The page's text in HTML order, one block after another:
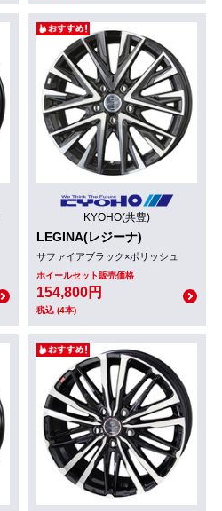
KYOHO(共豊)
LEGINA(レジーナ)
サファイアブラック×ポリッシュ
ホイールセット販売価格
154,800円
税込 (4本)